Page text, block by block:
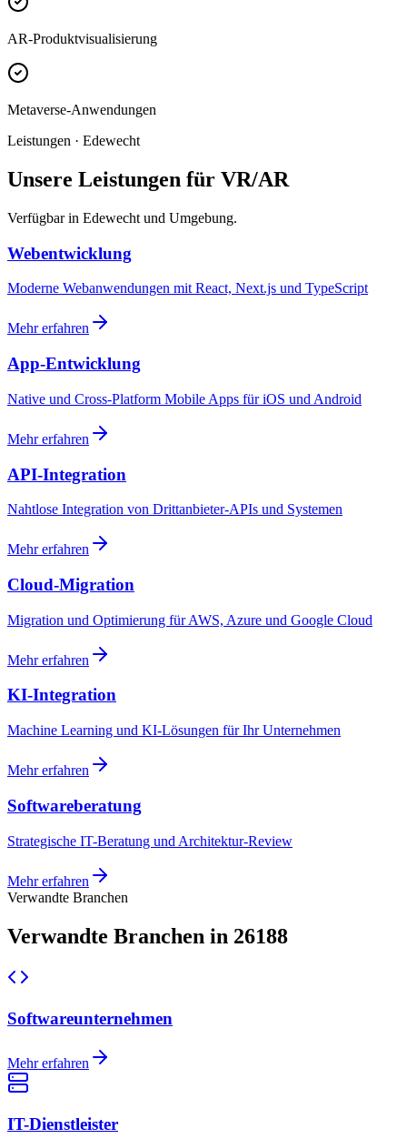
AR-Produktvisualisierung
Metaverse-Anwendungen
Leistungen · Edewecht
Unsere Leistungen für VR/AR
Verfügbar in Edewecht und Umgebung.
Webentwicklung
Moderne Webanwendungen mit React, Next.js und TypeScript
Mehr erfahren
App-Entwicklung
Native und Cross-Platform Mobile Apps für iOS und Android
Mehr erfahren
API-Integration
Nahtlose Integration von Drittanbieter-APIs und Systemen
Mehr erfahren
Cloud-Migration
Migration und Optimierung für AWS, Azure und Google Cloud
Mehr erfahren
KI-Integration
Machine Learning und KI-Lösungen für Ihr Unternehmen
Mehr erfahren
Softwareberatung
Strategische IT-Beratung und Architektur-Review
Mehr erfahren
Verwandte Branchen
Verwandte Branchen in 26188
Softwareunternehmen
Mehr erfahren
IT-Dienstleister